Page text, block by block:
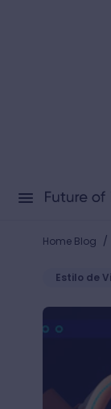
Home Blog /
Estilo de
¿Cómo